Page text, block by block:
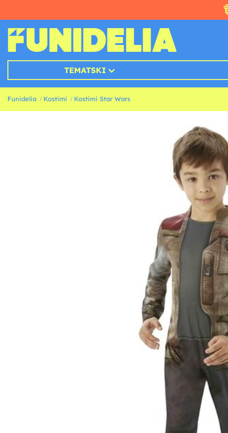
TEMATSKI
Funidelia Kostimi Kostimi Star Wars